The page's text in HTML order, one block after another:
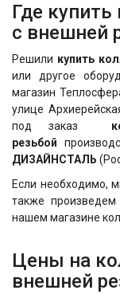
Где
с внешней
Решили купить
или другое
магазин
улице
под заказ
резьбой
ДИЗАЙНСТАЛЬ
Если необходимо,
также
нашем магазине
Цены на
внешней